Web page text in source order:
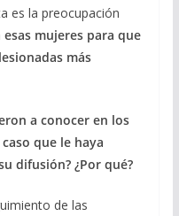
es la preocupación
mujeres para que
más
a conocer en los
que le haya
difusión? ¿Por qué?
de las